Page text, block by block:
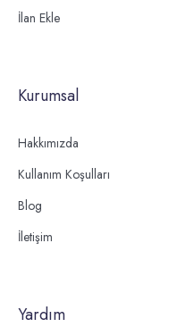
İlan Ekle
Kurumsal
Hakkımızda
Kullanım Koşulları
Blog
İletişim
Yardım